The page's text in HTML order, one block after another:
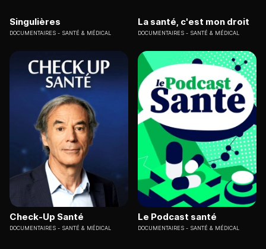
Singulières
DOCUMENTAIRES SANTÉ & MÉDICAL
La santé, c'est mon droit
DOCUMENTAIRES SANTÉ & MÉDICAL
Check-Up Santé
DOCUMENTAIRES SANTÉ & MÉDICAL
Le Podcast santé
DOCUMENTAIRES SANTÉ & MÉDICAL